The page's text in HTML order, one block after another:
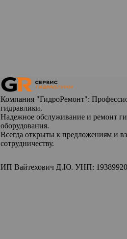
Компания "ГидроРемонт":
гидравлики.
Надежное обслуживание и ремонт
оборудования.
Всегда открыты к предложениям и
сотрудничеству.
ИП Вайтехович Д.Ю. УНП: